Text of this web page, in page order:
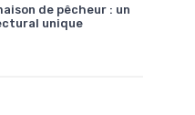
de pêcheur : un
unique